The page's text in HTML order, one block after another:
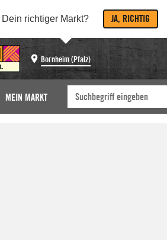
Dein richtiger Markt? JA, RICHTIG
Bornheim (Pfalz)
MEIN MARKT